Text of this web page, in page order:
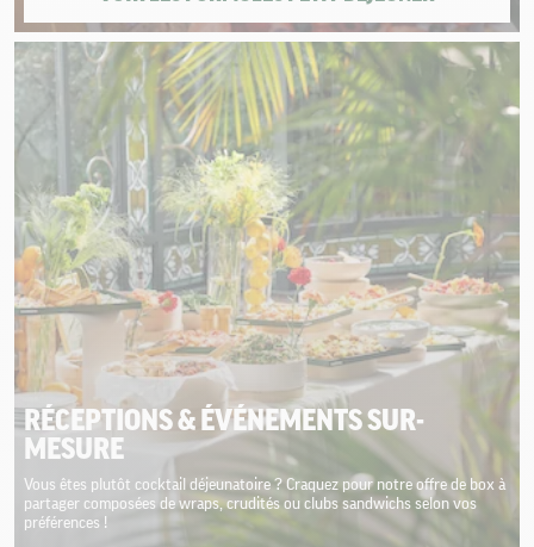
RÉCEPTIONS & ÉVÉNEMENTS SUR-
MESURE
Vous êtes plutôt cocktail déjeunatoire ? Craquez pour notre offre de box à
partager composées de wraps, crudités ou clubs sandwichs selon vos
préférences !